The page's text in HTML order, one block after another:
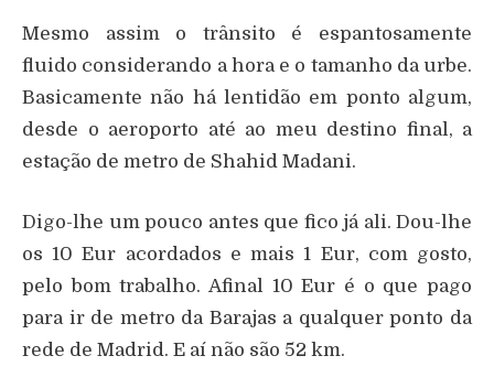
Mesmo assim o trânsito é espantosamente
fluido considerando a hora e o tamanho da urbe.
Basicamente não há lentidão em ponto algum,
desde o aeroporto até ao meu destino final, a
estação de metro de Shahid Madani.
Digo-lhe um pouco antes que fico já ali. Dou-lhe
os 10 Eur acordados e mais 1 Eur, com gosto,
pelo bom trabalho. Afinal 10 Eur é o que pago
para ir de metro da Barajas a qualquer ponto da
rede de Madrid. E aí não são 52 km.